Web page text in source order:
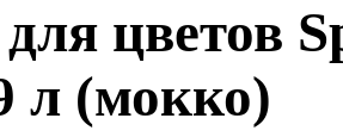
цветов
л (мокко)